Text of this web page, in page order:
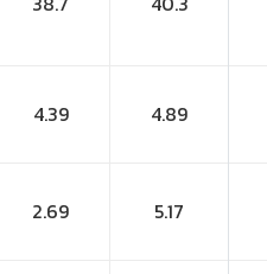
4.39 4.89
2.69 5.17